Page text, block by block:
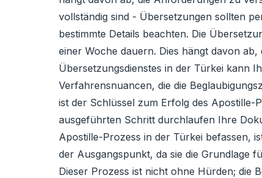
vollständig sind - Übersetzungen sollten
bestimmte Details beachten. Die
einer Woche dauern. Dies hängt davon
Übersetzungsdienstes in der Türkei kann
Verfahrensnuancen, die die
ist der Schlüssel zum Erfolg des Apostille-
ausgeführten Schritt durchlaufen Ihre
Apostille-Prozess in der Türkei befassen,
der Ausgangspunkt, da sie die Grundlage
Dieser Prozess ist nicht ohne Hürden; die